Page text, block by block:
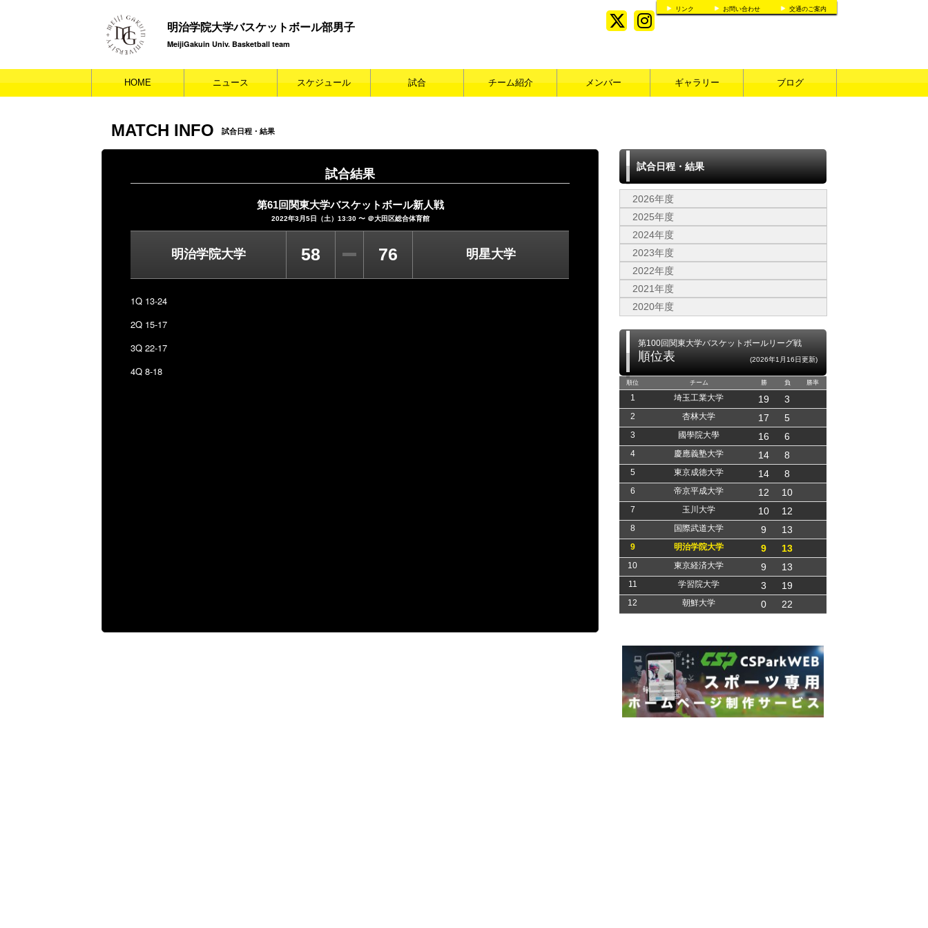
リンク お問い合わせ 交通のご案内
明治学院大学バスケットボール部男子
MeijiGakuin Univ. Basketball team
HOME ニュース スケジュール 試合 チーム紹介 メンバー ギャラリー ブログ
MATCH INFO 試合日程・結果
試合結果
第61回関東大学バスケットボール新人戦
2022年3月5日（土）13:30 〜 ＠大田区総合体育館
明治学院大学 58 76 明星大学
1Q 13-24
2Q 15-17
3Q 22-17
4Q 8-18
試合日程・結果
2026年度
2025年度
2024年度
2023年度
2022年度
2021年度
2020年度
第100回関東大学バスケットボールリーグ戦
順位表 (2026年1月16日更新)
順位 チーム 勝 負 勝率
1 埼玉工業大学 19 3
2 杏林大学 17 5
3 國學院大學 16 6
4 慶應義塾大学 14 8
5 東京成徳大学 14 8
6 帝京平成大学 12 10
7 玉川大学 10 12
8 国際武道大学 9 13
9 明治学院大学 9 13
10 東京経済大学 9 13
11 学習院大学 3 19
12 朝鮮大学 0 22